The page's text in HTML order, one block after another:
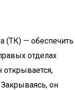
(ТК) — обеспечить
отделах
он